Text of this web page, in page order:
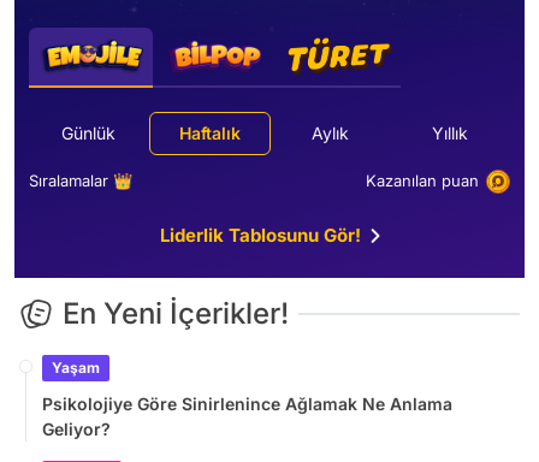
Günlük Haftalık Aylık Yıllık
Sıralamalar 👑 Kazanılan puan
Liderlik Tablosunu Gör!
En Yeni İçerikler!
Yaşam
Psikolojiye Göre Sinirlenince Ağlamak Ne Anlama
Geliyor?